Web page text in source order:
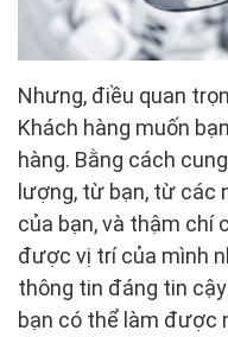
Nhưng, điều quan
Khách hàng muốn
hàng. Bằng cách
lượng, từ bạn, từ các
của bạn, và thậm chí
được vị trí của mình
thông tin đáng tin
bạn có thể làm được